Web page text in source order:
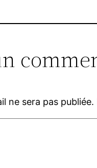
ne sera pas publiée.